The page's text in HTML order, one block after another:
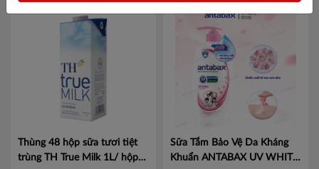
Thùng 48 hộp sữa tươi tiệt
trùng TH True Milk 1L/ hộp
Sữa Tắm Bảo Vệ Da Kháng
Khuẩn ANTABAX UV WHITE